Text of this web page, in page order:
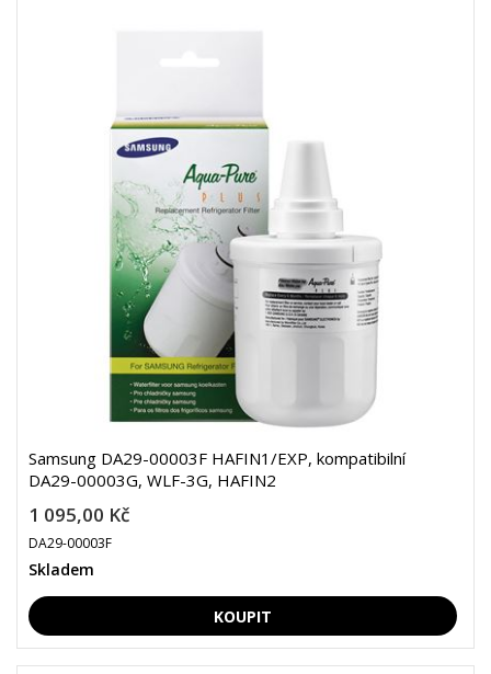
Samsung DA29-00003F HAFIN1/EXP, kompatibilní
DA29-00003G, WLF-3G, HAFIN2
1 095,00 Kč
DA29-00003F
Skladem